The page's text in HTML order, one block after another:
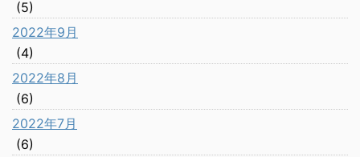
(5)
2022年9月
(4)
2022年8月
(6)
2022年7月
(6)